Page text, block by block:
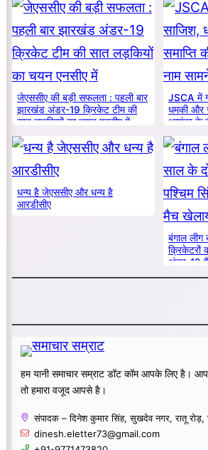
जेएससीए की बड़ी सफलता : पहली बार
झारखंड अंडर-19 क्रिकेट टीम की
सात लड़कियों का चयन एनसीए में
JSCA में
धमकी और
आशंका के
धन्य है जेएससीए और धन्य है
आरडीसीए
बंगाल
क्रिकेटरों
अंडर-19
हम यानी समाचार सम्राट डॉट कॉम आपके लिए है।
तो हमारा वजूद आपसे है।
संपादक – दिनेश कुमार सिंह, सुखदेव नगर, रातू रोड़,
dinesh.eletter73@gmail.com